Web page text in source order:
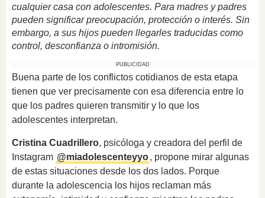
cualquier casa con adolescentes. Para madres y padres
pueden significar preocupación, protección o interés. Sin
embargo, a sus hijos pueden llegarles traducidas como
control, desconfianza o intromisión.
PUBLICIDAD
Buena parte de los conflictos cotidianos de esta etapa
tienen que ver precisamente con esa diferencia entre lo
que los padres quieren transmitir y lo que los
adolescentes interpretan.
Cristina Cuadrillero, psicóloga y creadora del perfil de
Instagram @miadolescenteyyo, propone mirar algunas
de estas situaciones desde los dos lados. Porque
durante la adolescencia los hijos reclaman más